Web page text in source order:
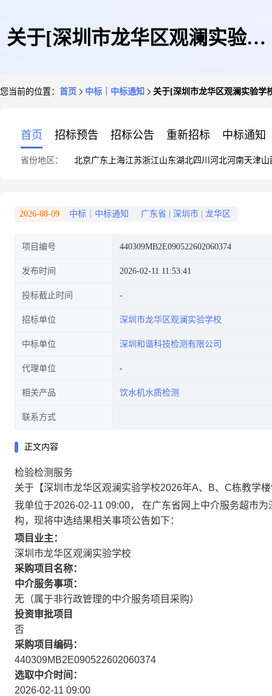
关于[深圳市龙华区观澜实验学
公告
您当前的位置： 首页 中标｜中标通知 关于[深圳市龙华区观澜实验学
首页 招标预告 招标公告 重新招标 中标通知
省份地区： 北京广东 上海江苏浙江山东湖北四川 河北河南天津山
2026-08-09 中标｜中标通知 广东省 深圳市 龙华区
项目编号 440309MB2E090522602060374
发布时间 2026-02-11 11:53:41
投标截止时间
招标单位 深圳市龙华区观澜实验学校
中标单位 深圳和谐科技检测有限公司
代理单位
相关产品 饮水机水质检测
联系方式
正文内容
检验检测服务
关于【深圳市龙华区观澜实验学校2026年A、B、C栋教学
我单位于2026-02-11 09:00， 在广东省网上中介服务超市
构，现将中选结果相关事项公告如下：
项目业主：
深圳市龙华区观澜实验学校
采购项目名称：
中介服务事项：
无（属于非行政管理的中介服务项目采购）
投资审批项目
否
采购项目编码：
440309MB2E090522602060374
选取中介时间：
2026-02-11 09:00